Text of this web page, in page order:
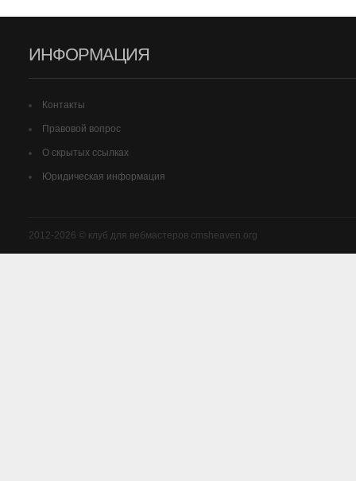
ИНФОРМАЦИЯ
Контакты
Правовой вопрос
О скрытых ссылках
Юридическая информация
2012-2026 © клуб для вебмастеров cmsheaven.org